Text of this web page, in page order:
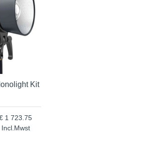
Kit
Incl.Mwst
1 723.75